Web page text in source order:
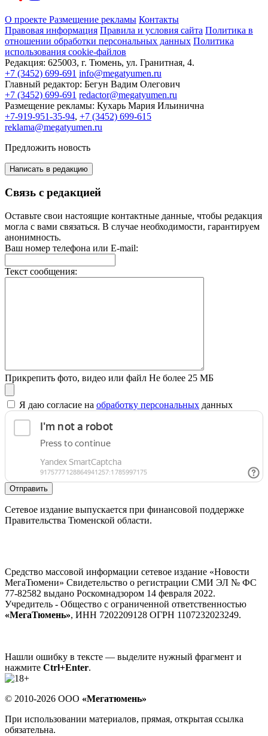
О проекте Размещение рекламы Контакты
Правовая информация Правила и условия сайта Политика в
отношении обработки персональных данных Политика
использования cookie-файлов
Редакция: 625003, г. Тюмень, ул. Гранитная, 4.
+7 (3452) 699-691 info@megatyumen.ru
Главный редактор: Бегун Вадим Олегович
+7 (3452) 699-691 redactor@megatyumen.ru
Размещение рекламы: Кухарь Мария Ильинична
+7-919-951-35-94, +7 (3452) 699-615
reklama@megatyumen.ru
Предложить новость
Написать в редакцию
Связь с редакцией
Оставьте свои настоящие контактные данные, чтобы редакция
могла с вами связаться. В случае необходимости, гарантируем
анонимность.
Ваш номер телефона или E-mail:
Текст сообщения:
Прикрепить фото, видео или файл Не более 25 МБ
Я даю согласие на обработку персональных данных
Отправить
Сетевое издание выпускается при финансовой поддержке
Правительства Тюменской области.
Средство массовой информации сетевое издание «Новости
МегаТюмени» Свидетельство о регистрации СМИ ЭЛ № ФС
77-82582 выдано Роскомнадзором 14 февраля 2022.
Учредитель - Общество с ограниченной ответственностью
«МегаТюмень», ИНН 7202209128 ОГРН 1107232023249.
Нашли ошибку в тексте — выделите нужный фрагмент и
нажмите Ctrl+Enter.
© 2010-2026 ООО «Мегатюмень»
При использовании материалов, прямая, открытая ссылка
обязательна.